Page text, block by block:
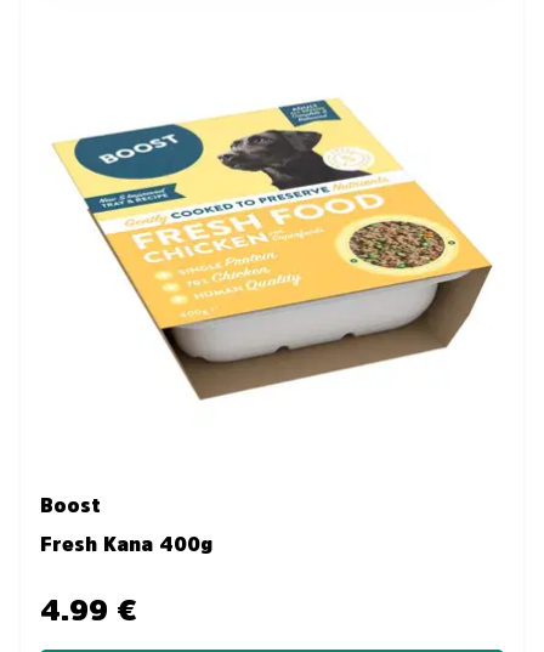
Boost
Fresh Kana 400g
4.99 €